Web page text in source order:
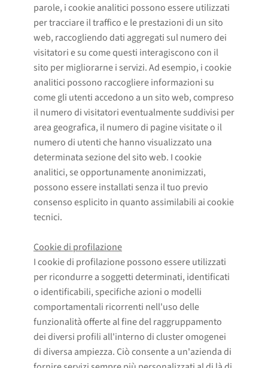
parole, i cookie analitici possono essere utilizzati
per tracciare il traffico e le prestazioni di un sito
web, raccogliendo dati aggregati sul numero dei
visitatori e su come questi interagiscono con il
sito per migliorarne i servizi. Ad esempio, i cookie
analitici possono raccogliere informazioni su
come gli utenti accedono a un sito web, compreso
il numero di visitatori eventualmente suddivisi per
area geografica, il numero di pagine visitate o il
numero di utenti che hanno visualizzato una
determinata sezione del sito web. I cookie
analitici, se opportunamente anonimizzati,
possono essere installati senza il tuo previo
consenso esplicito in quanto assimilabili ai cookie
tecnici.
Cookie di profilazione
I cookie di profilazione possono essere utilizzati
per ricondurre a soggetti determinati, identificati
o identificabili, specifiche azioni o modelli
comportamentali ricorrenti nell'uso delle
funzionalità offerte al fine del raggruppamento
dei diversi profili all'interno di cluster omogenei
di diversa ampiezza. Ciò consente a un'azienda di